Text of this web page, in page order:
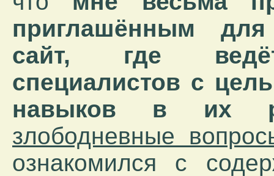
приглашённым
сайт, где
специалистов с
навыков в их
злободневные
ознакомился с